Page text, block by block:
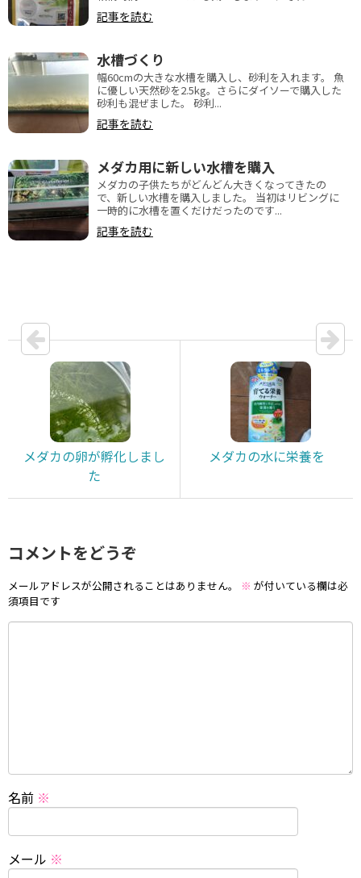
記事を読む
水槽づくり
幅60cmの大きな水槽を購入し、砂利を入れます。 魚
に優しい天然砂を2.5kg。さらにダイソーで購入した
砂利も混ぜました。 砂利...
記事を読む
メダカ用に新しい水槽を購入
メダカの子供たちがどんどん大きくなってきたの
で、新しい水槽を購入しました。 当初はリビングに
一時的に水槽を置くだけだったのです...
記事を読む
メダカの卵が孵化しまし
た
メダカの水に栄養を
コメントをどうぞ
メールアドレスが公開されることはありません。 ※ が付いている欄は必
須項目です
名前 ※
メール ※